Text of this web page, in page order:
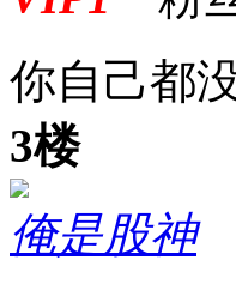
你自己都
3楼
俺是股神